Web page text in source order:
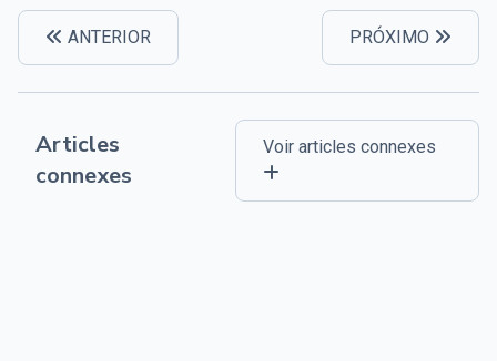
ANTERIOR PRÓXIMO
Articles
connexes
Voir articles connexes